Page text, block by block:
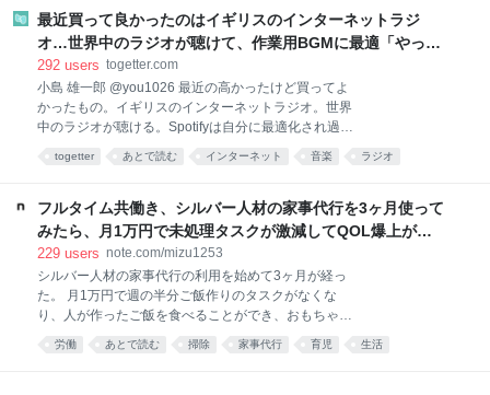
もの」です。 ただいまAmazonが7/13(月)いっぱいま
で、プライムデーの大型セール中（現在は先行セー
ル）なので、琴線に触れた方はどしどしお買い求めく
ださい。 ※このページのリンクからご購入いただくと
一部収益がサイトに還元され運営費になります。あり
がとうございます！
最近買って良かったのはイギリスのインターネットラジ
オ…世界中のラジオが聴けて、作業用BGMに最適「やっぱ
り物理的な機械」「この質感で鎮座してくれるのがいい」
292 users togetter.com
小島 雄一郎 @you1026 最近の高かったけど買ってよ
かったもの。イギリスのインターネットラジオ。世界
中のラジオが聴ける。Spotifyは自分に最適化され過ぎ
と、その国の雰囲気とかと一緒に音楽が流れてくる。
こっちがいい。 pic.x.com/Qf4rbfrpij 2026-06-28
10:48:11
togetter あとで読む インターネット 音楽 ラジオ
フルタイム共働き、シルバー人材の家事代行を3ヶ月使って
みたら、月1万円で未処理タスクが激減してQOL爆上がり
した話。｜みず
229 users note.com/mizu1253
シルバー人材の家事代行の利用を始めて3ヶ月が経っ
た。 月1万円で週の半分ご飯作りのタスクがなくな
り、人が作ったご飯を食べることができ、おもちゃが
なくなり、トイレ掃除は頻度が半分くらいになった。
労働 あとで読む 掃除 家事代行 育児 生活